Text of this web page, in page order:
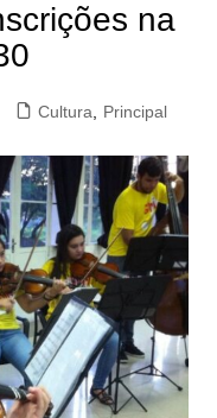
na
Cultura Principal